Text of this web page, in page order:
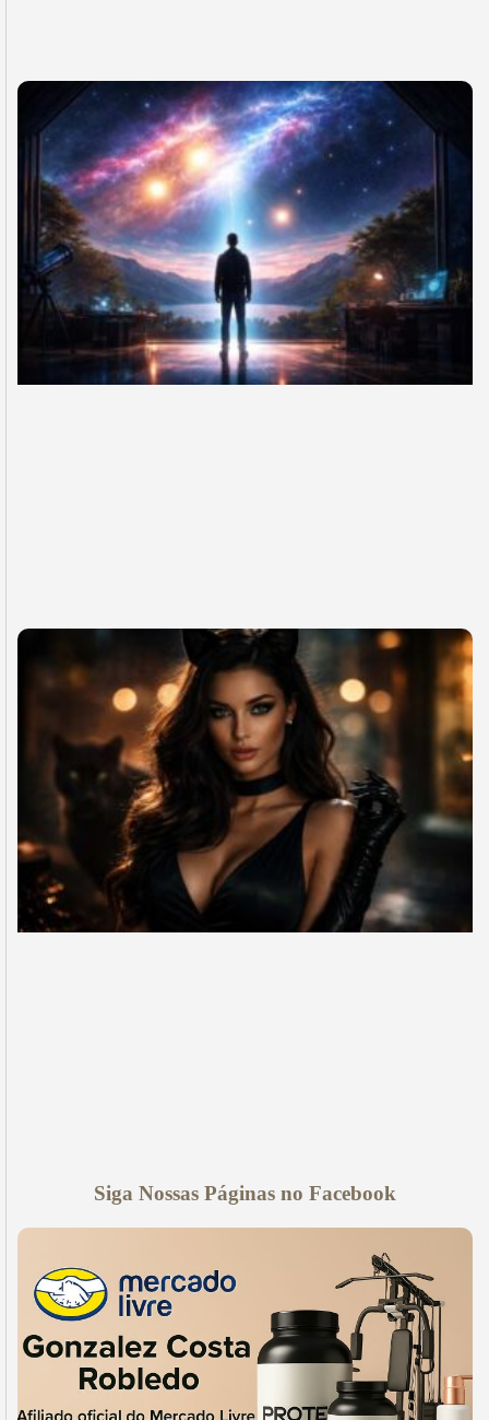
Siga Nossas Páginas no Facebook